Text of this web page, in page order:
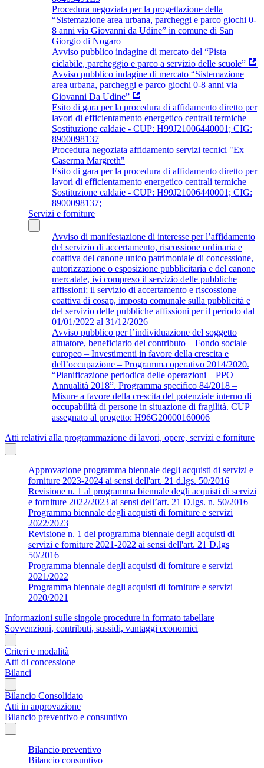
Procedura negoziata per la progettazione della
“Sistemazione area urbana, parcheggi e parco giochi 0-
8 anni via Giovanni da Udine” in comune di San
Giorgio di Nogaro
Avviso pubblico indagine di mercato del “Pista
ciclabile, parcheggio e parco a servizio delle scuole”
Avviso pubblico indagine di mercato “Sistemazione
area urbana, parcheggi e parco giochi 0-8 anni via
Giovanni Da Udine”
Esito di gara per la procedura di affidamento diretto per
lavori di efficientamento energetico centrali termiche –
Sostituzione caldaie - CUP: H99J21006440001; CIG:
8900098137
Procedura negoziata affidamento servizi tecnici "Ex
Caserma Margreth"
Esito di gara per la procedura di affidamento diretto per
lavori di efficientamento energetico centrali termiche –
Sostituzione caldaie - CUP: H99J21006440001; CIG:
8900098137;
Servizi e forniture
Avviso di manifestazione di interesse per l’affidamento
del servizio di accertamento, riscossione ordinaria e
coattiva del canone unico patrimoniale di concessione,
autorizzazione o esposizione pubblicitaria e del canone
mercatale, ivi compreso il servizio delle pubbliche
affissioni; il servizio di accertamento e riscossione
coattiva di cosap, imposta comunale sulla pubblicità e
del servizio delle pubbliche affissioni per il periodo dal
01/01/2022 al 31/12/2026
Avviso pubblico per l’individuazione del soggetto
attuatore, beneficiario del contributo – Fondo sociale
europeo – Investimenti in favore della crescita e
dell’occupazione – Programma operativo 2014/2020.
“Pianificazione periodica delle operazioni – PPO –
Annualità 2018”. Programma specifico 84/2018 –
Misure a favore della crescita del potenziale interno di
occupabilità di persone in situazione di fragilità. CUP
assegnato al progetto: H96G20000160006
Atti relativi alla programmazione di lavori, opere, servizi e forniture
Approvazione programma biennale degli acquisti di servizi e
forniture 2023-2024 ai sensi dell'art. 21 d.lgs. 50/2016
Revisione n. 1 al programma biennale degli acquisti di servizi
e forniture 2022/2023 ai sensi dell’art. 21 D.lgs. n. 50/2016
Programma biennale degli acquisti di forniture e servizi
2022/2023
Revisione n. 1 del programma biennale degli acquisti di
servizi e forniture 2021-2022 ai sensi dell'art. 21 D.lgs
50/2016
Programma biennale degli acquisti di forniture e servizi
2021/2022
Programma biennale degli acquisti di forniture e servizi
2020/2021
Informazioni sulle singole procedure in formato tabellare
Sovvenzioni, contributi, sussidi, vantaggi economici
Criteri e modalità
Atti di concessione
Bilanci
Bilancio Consolidato
Atti in approvazione
Bilancio preventivo e consuntivo
Bilancio preventivo
Bilancio consuntivo